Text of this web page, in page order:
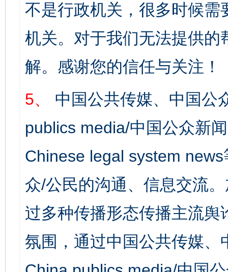
不是行政机关，很多时候
机关。对于我们无法提供
解。感谢您的信任与关注！
5、
中国公共传媒、中国公
publics media/中国公众新
Chinese legal system
众/公民的沟通、信息交流
过多种传播形态传播主流
氛围，通过中国公共传媒